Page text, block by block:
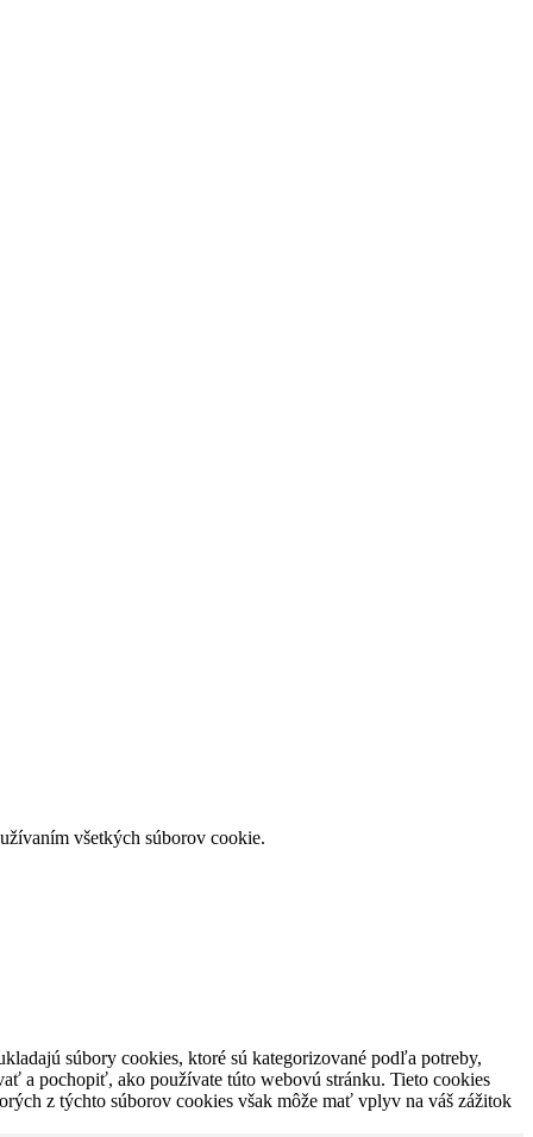
všetkých súborov cookie.
súbory cookies, ktoré sú kategorizované podľa potreby,
a pochopiť, ako používate túto webovú stránku. Tieto cookies
z týchto súborov cookies však môže mať vplyv na váš zážitok